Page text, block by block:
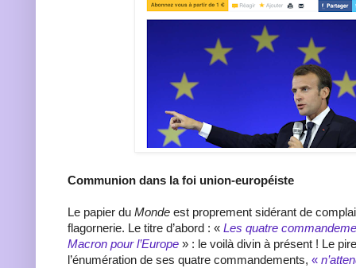
Communion dans la foi union-européiste
Le papier du Monde est proprement sidérant de
flagornerie. Le titre d’abord : « Les quatre
Macron pour l’Europe » : le voilà divin à présent ! Le
l’énumération de ses quatre commandements, «